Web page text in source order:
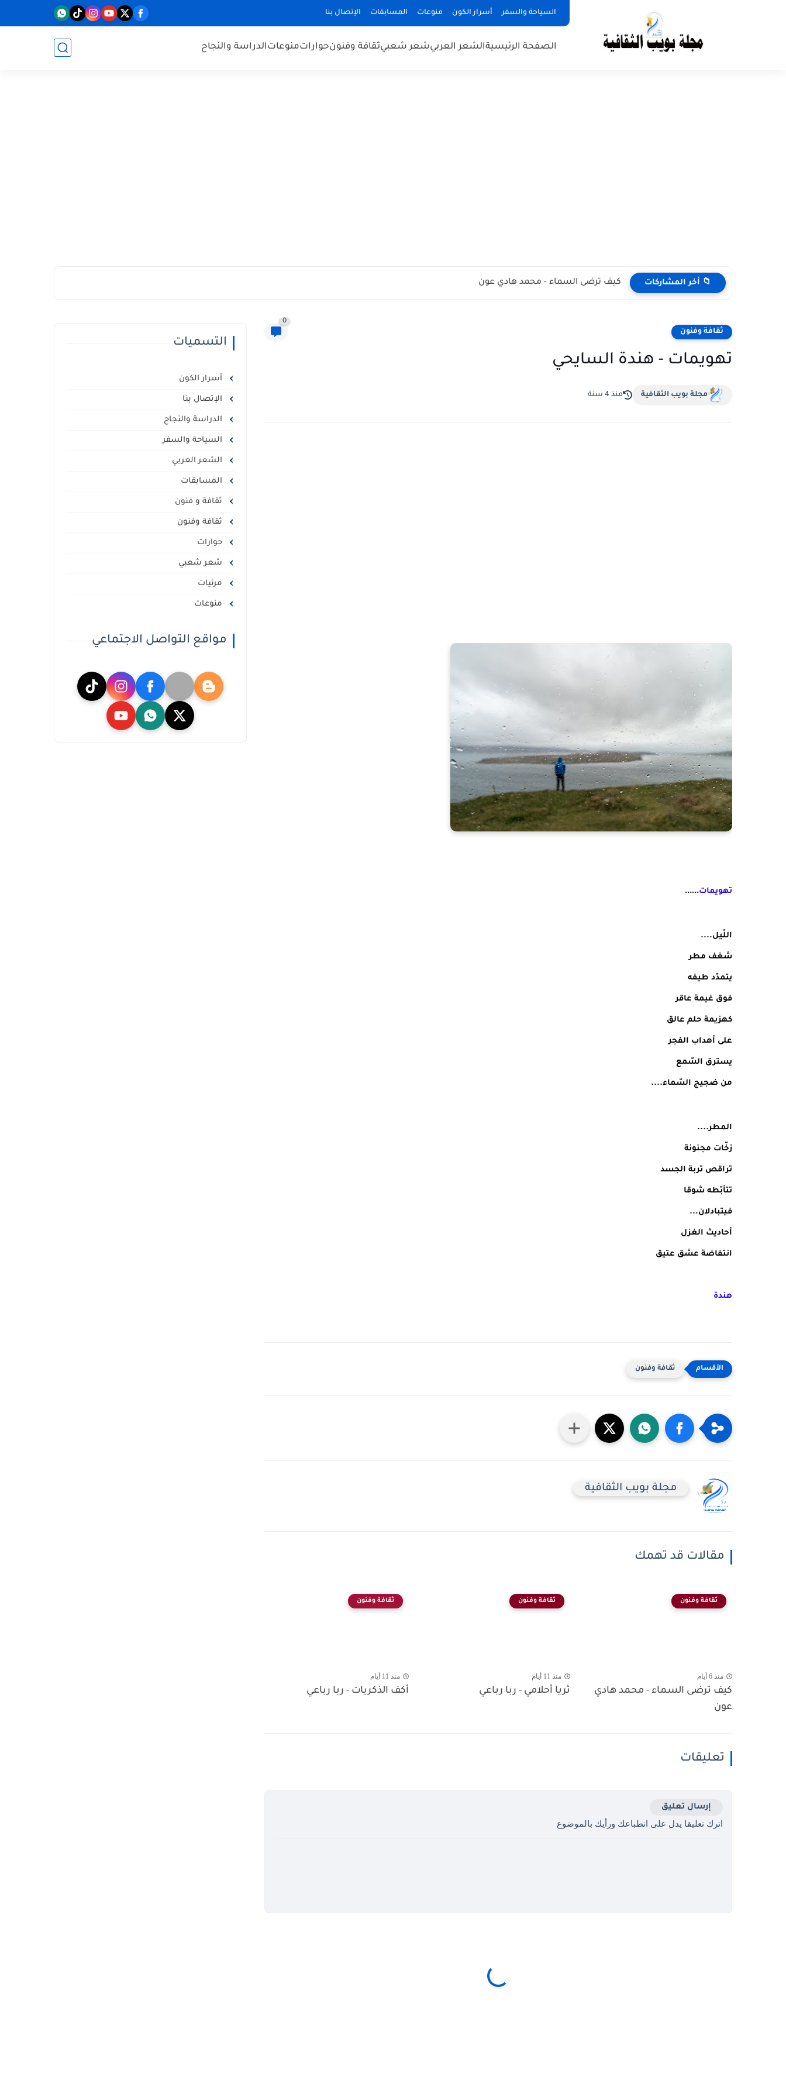
السياحة والسفر أسرار الكون منوعات المسابقات الإتصال بنا
الصفحة الرئيسيةالشعر العربيشعر شعبيثقافة وفنونحواراتمنوعاتالدراسة والنجاح
📁 أخر المشاركات كيف ترضى السماء - محمد هادي عون
ثقافة وفنون
0
تهويمات - هندة السايحي
مجلة بويب الثقافية منذ 4 سنة
تهويمات......
اللّيل....
شغف مطر
يتمدّد طيفه
فوق غيمة عاقر
كهزيمة حلم عالق
على أهداب الفجر
يسترق السّمع
من ضجيج السّماء....
المطر....
زخّات مجنونة
تراقص تربة الجسد
تتأبّطه شوقا
فيتبادلان...
أحاديث الغزل
انتفاضة عشق عتيق
هندة
ثقافة وفنون
مجلة بويب الثقافية
مقالات قد تهمك
ثقافة وفنون
منذ 6 أيام
كيف ترضى السماء - محمد هادي
عون
ثقافة وفنون
منذ 11 أيام
ثريا أحلامي - ربا رباعي
ثقافة وفنون
منذ 11 أيام
أكف الذكريات - ربا رباعي
تعليقات
إرسال تعليق
اترك تعليقا يدل على انطباعك ورأيك بالموضوع
التسميات
أسرار الكون
الإتصال بنا
الدراسة والنجاح
السياحة والسفر
الشعر العربي
المسابقات
ثقافة و فنون
ثقافة وفنون
حوارات
شعر شعبي
مرئيات
منوعات
مواقع التواصل الاجتماعي